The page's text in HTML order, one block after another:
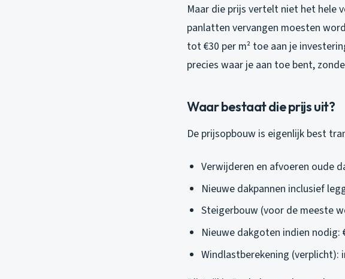
Maar die prijs vertelt niet het hele
panlatten vervangen moesten
tot €30 per m² toe aan je
precies waar je aan toe bent,
Waar bestaat die prijs uit?
De prijsopbouw is eigenlijk best
Verwijderen en afvoeren oude
Nieuwe dakpannen inclusief
Steigerbouw (voor de meeste
Nieuwe dakgoten indien nodig:
Windlastberekening (verplicht):